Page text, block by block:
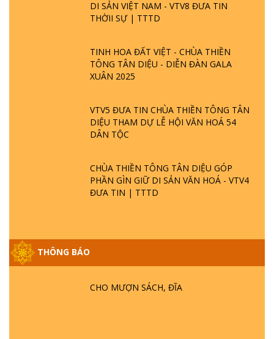
DI SẢN VIỆT NAM - VTV8 ĐƯA TIN
THỜII SỰ | TTTD
TINH HOA ĐẤT VIỆT - CHÙA THIỀN
TÔNG TÂN DIỆU - DIỄN ĐÀN GALA
XUÂN 2025
VTV5 ĐƯA TIN CHÙA THIỀN TÔNG TÂN
DIỆU THAM DỰ LỄ HỘI VĂN HOÁ 54
DÂN TỘC
CHÙA THIỀN TÔNG TÂN DIỆU GÓP
PHẦN GÌN GIỮ DI SẢN VĂN HOÁ - VTV4
ĐƯA TIN | TTTD
THÔNG BÁO
CHO MƯỢN SÁCH, ĐĨA
GIẢI ĐÁP ĐẶC BIỆT P25 - SUỐT 49 NĂM
PHẬT KHÔNG NÓI? HỘI LONG HOA LÀ
HỘI GÌ? TỬ VÌ ĐẠO